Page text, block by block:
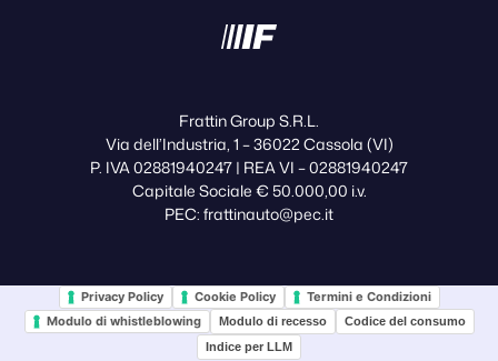
Frattin Group S.R.L.
Via dell’Industria, 1 – 36022 Cassola (VI)
P. IVA 02881940247 | REA VI – 02881940247
Capitale Sociale € 50.000,00 i.v.
PEC: frattinauto@pec.it
Privacy Policy Cookie Policy
Termini e Condizioni
Modulo di whistleblowing
Modulo di recesso
Codice del consumo
Indice per LLM